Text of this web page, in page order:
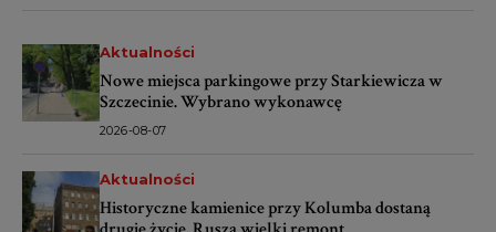
Aktualności
Nowe miejsca parkingowe przy Starkiewicza w
Szczecinie. Wybrano wykonawcę
2026-08-07
Aktualności
Historyczne kamienice przy Kolumba dostaną